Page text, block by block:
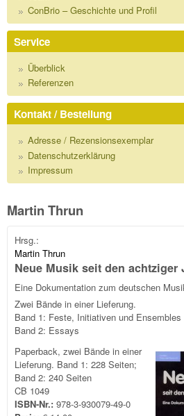
ConBrio – Geschichte und Profil
Service
Überblick
Referenzen
Kontakt / Bestellung
Adresse / Rezensionsexemplar
Datenschutzerklärung
Impressum
Martin Thrun
Hrsg.:
Martin Thrun
Neue Musik seit den achtziger
Eine Dokumentation zum deutschen
Zwei Bände in einer Lieferung.
Band 1: Feste, Initiativen und
Band 2: Essays
Paperback, zwei Bände in einer
Lieferung. Band 1: 228 Seiten;
Band 2: 240 Seiten
CB 1049
ISBN-Nr.: 978-3-930079-49-0